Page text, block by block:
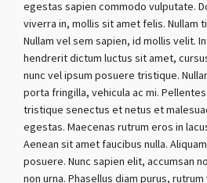
egestas sapien commodo vulputate.
viverra in, mollis sit amet felis. Nullam
Nullam vel sem sapien, id mollis velit.
hendrerit dictum luctus sit amet,
nunc vel ipsum posuere tristique.
porta fringilla, vehicula ac mi.
tristique senectus et netus et
egestas. Maecenas rutrum eros in
Aenean sit amet faucibus nulla.
posuere. Nunc sapien elit, accumsan
non urna. Phasellus diam purus,